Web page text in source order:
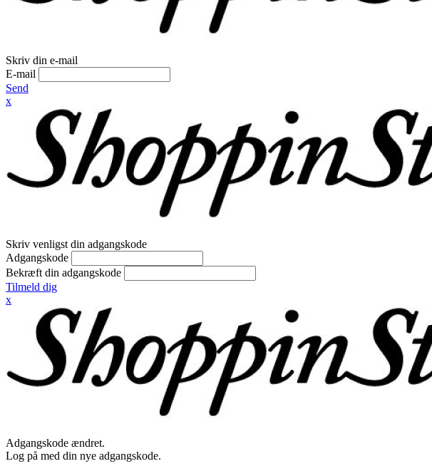
Skriv din e-mail
E-mail
Send
x
Skriv venligst din adgangskode
Adgangskode
Bekræft din adgangskode
Tilmeld dig
x
Adgangskode ændret.
Log på med din nye adgangskode.